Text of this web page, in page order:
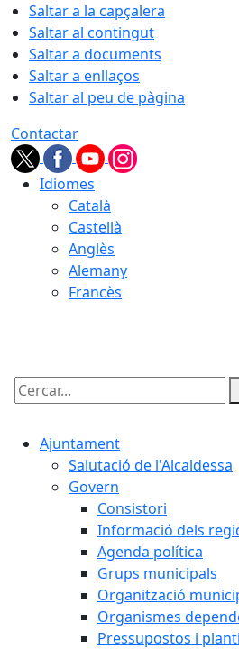
Saltar a la capçalera
Saltar al contingut
Saltar a documents
Saltar a enllaços
Saltar al peu de pàgina
Contactar
Idiomes
Català
Castellà
Anglès
Alemany
Francès
Cercar:
Ajuntament
Salutació de l'Alcaldessa
Govern
Consistori
Informació dels
Agenda política
Grups municipals
Organització
Organismes
Pressupostos i